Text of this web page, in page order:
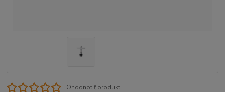
Ohodnotiť produkt